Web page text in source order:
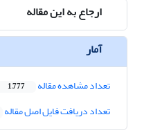
ارجاع به این مقاله
آمار
تعداد مشاهده مقاله 1,777
تعداد دریافت فایل اصل مقاله